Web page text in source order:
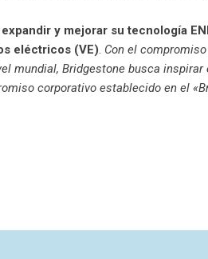
y mejorar su tecnología
eléctricos (VE). Con el
mundial, Bridgestone busca inspirar
corporativo establecido en el